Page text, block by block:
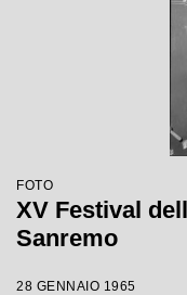
FOTO
XV Festival
Sanremo
28 GENNAIO 1965